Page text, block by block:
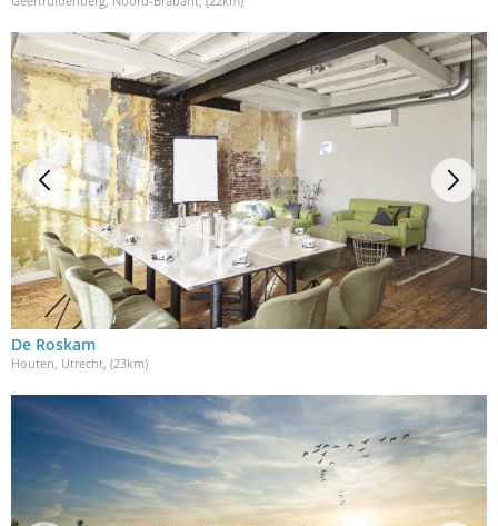
De Roskam
Houten, Utrecht, (23km)